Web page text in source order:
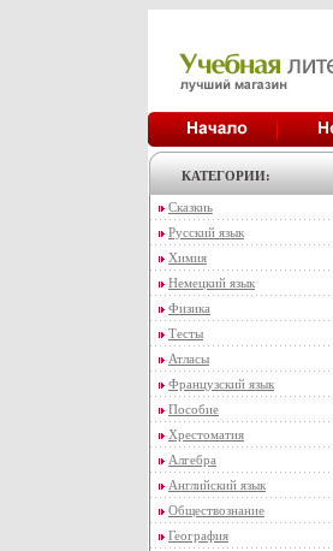
КАТЕГОРИИ:
Сказкиь
Русский язык
Химия
Немецкий язык
Физика
Тесты
Атласы
Французский язык
Пособие
Хрестоматия
Алгебра
Английский язык
Обществознание
География